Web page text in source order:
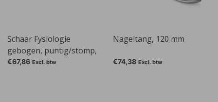
Schaar Fysiologie
gebogen, puntig/stomp,
130 mm
€67,86 Excl. btw
Nageltang, 120 mm
€74,38 Excl. btw